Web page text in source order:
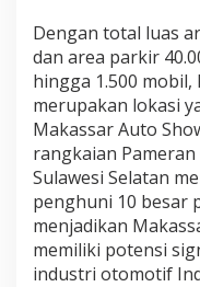
Dengan total luas
dan area parkir
hingga 1.500
merupakan lokasi
Makassar Auto
rangkaian Pameran
Sulawesi Selatan
penghuni 10 besar
menjadikan
memiliki potensi
industri otomotif